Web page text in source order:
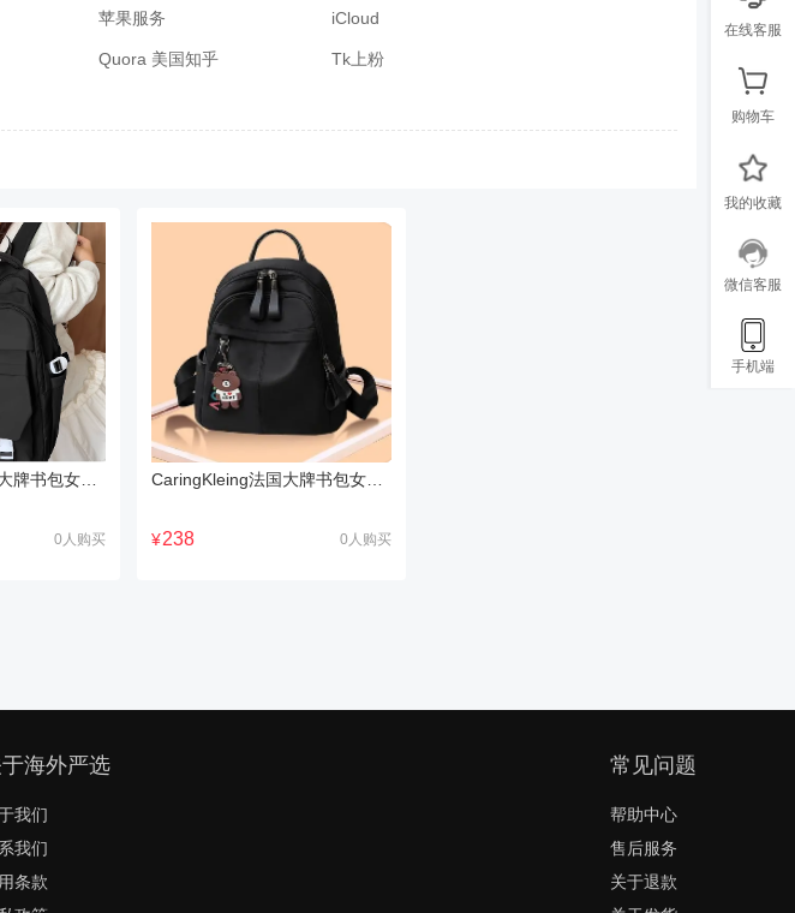
苹果服务 iCloud
Quora 美国知乎 Tk上粉
0人购买 ¥238 0人购买
海外严选
我们
我们
条款
常见问题
帮助中心
售后服务
关于退款
在线客服
购物车
我的收藏
微信客服
手机端